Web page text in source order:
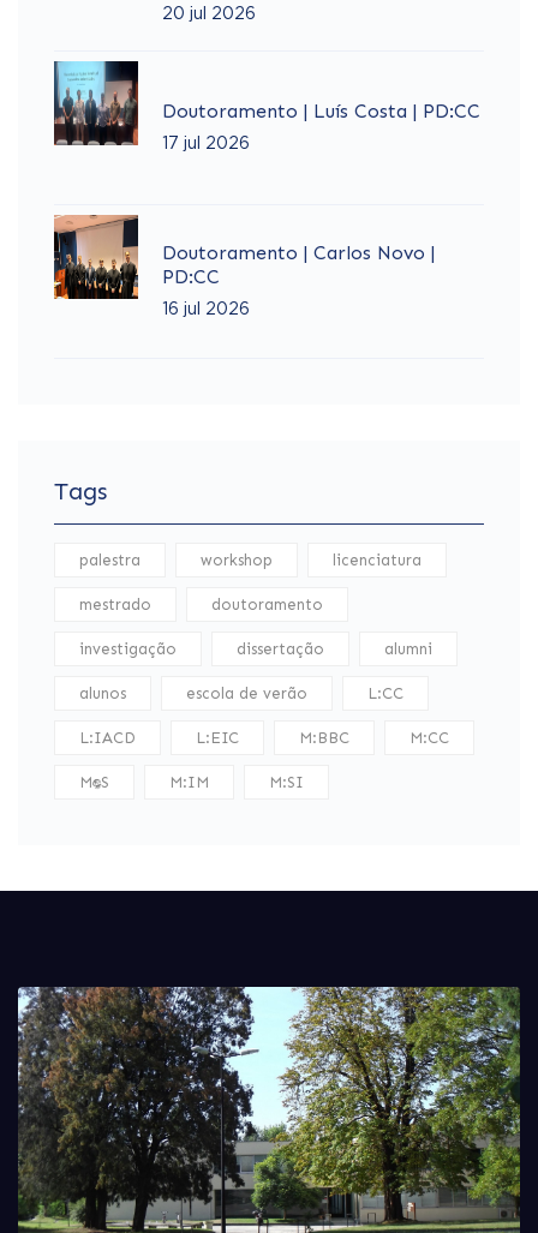
20 jul 2026
Doutoramento | Luís Costa | PD:CC
17 jul 2026
Doutoramento | Carlos Novo |
PD:CC
16 jul 2026
Tags
palestra workshop licenciatura
mestrado doutoramento
investigação dissertação alumni
alunos escola de verão L:CC
L:IACD L:EIC M:BBC M:CC
M:DS M:IM M:SI